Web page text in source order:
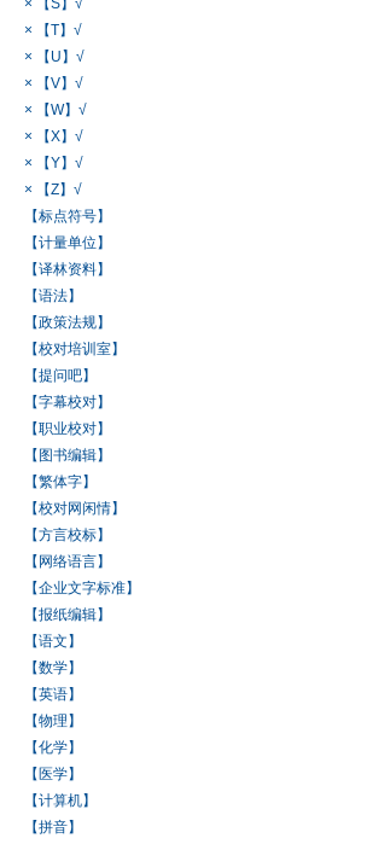
× 【S】√
× 【T】√
× 【U】√
× 【V】√
× 【W】√
× 【X】√
× 【Y】√
× 【Z】√
【标点符号】
【计量单位】
【译林资料】
【语法】
【政策法规】
【校对培训室】
【提问吧】
【字幕校对】
【职业校对】
【图书编辑】
【繁体字】
【校对网闲情】
【方言校标】
【网络语言】
【企业文字标准】
【报纸编辑】
【语文】
【数学】
【英语】
【物理】
【化学】
【医学】
【计算机】
【拼音】